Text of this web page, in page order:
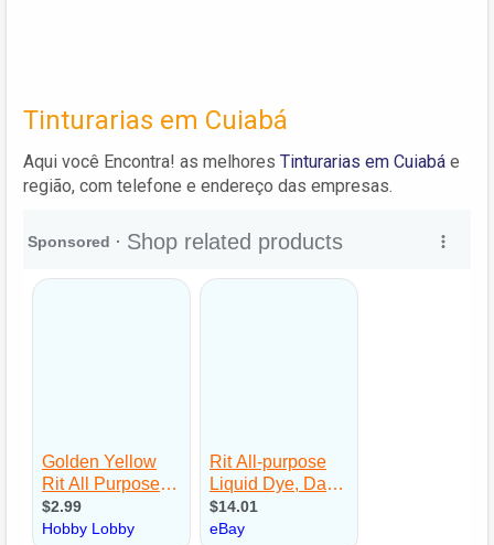
Tinturarias em Cuiabá
Aqui você Encontra! as melhores Tinturarias em Cuiabá e
região, com telefone e endereço das empresas.